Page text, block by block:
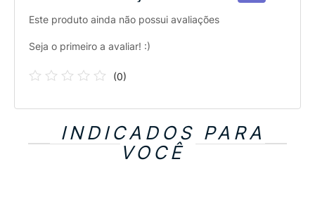
Este produto ainda não possui avaliações
Seja o primeiro a avaliar! :)
(0)
INDICADOS PARA
VOCÊ